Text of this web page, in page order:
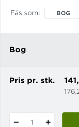
see
Fås som BOG
Bog
Pris pr. stk.
1